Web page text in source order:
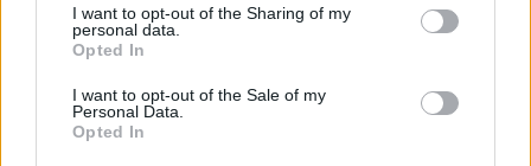
I want to opt-out of the Sharing of my
personal data.
Opted In
I want to opt-out of the Sale of my
Personal Data.
Opted In